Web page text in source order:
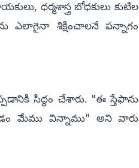
ధర్మశాస్త్ర బోధకులు కుటిల
ఎలాగైనా శిక్షించాలనే పన్నాగం
సిద్ధం చేశారు. "ఈ స్తేఫాను
మేము విన్నాము" అని వారు